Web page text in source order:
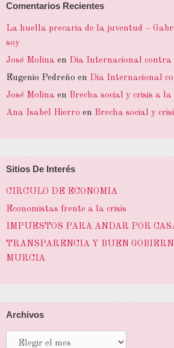
Comentarios Recientes
La huella precaria de la juventud –
soy
José Molina en Dia Internacional contra
Eugenio Pedreño en Dia Internacional
José Molina en Brecha social y crisis a la
Ana Isabel Hierro en Brecha social y
Sitios De Interés
CIRCULO DE ECONOMIA
Economistas frente a la crisis
IMPUESTOS PARA ANDAR POR
TRANSPARENCIA Y BUEN
MURCIA
Archivos
Archivos